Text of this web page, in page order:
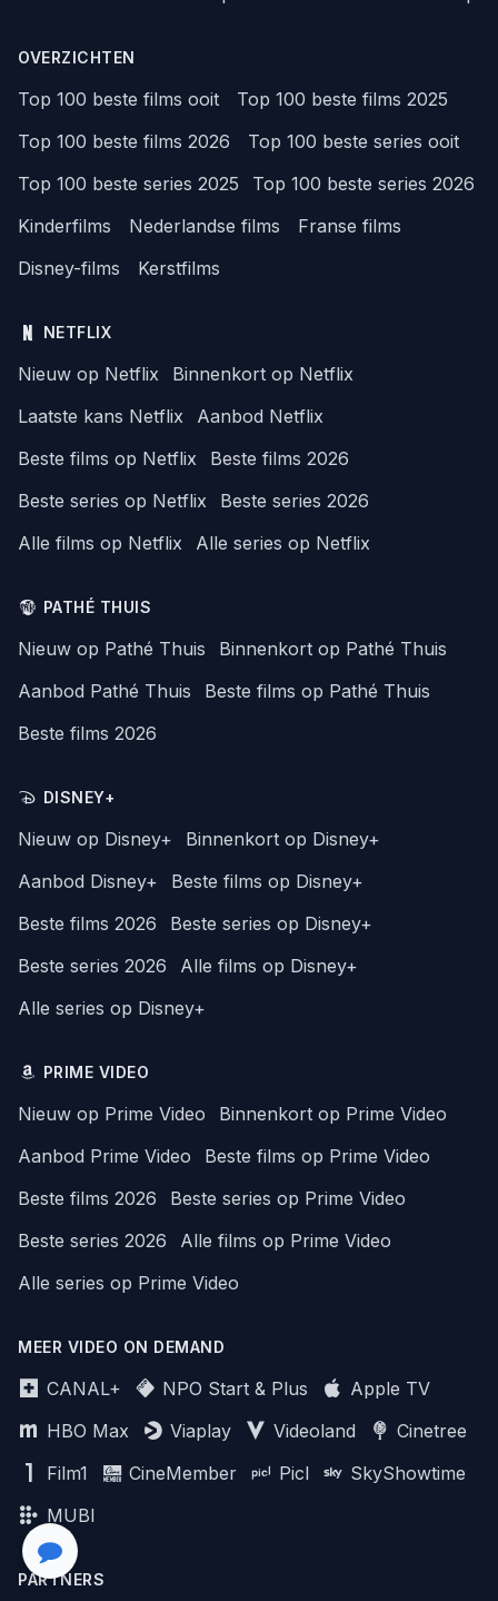
OVERZICHTEN
Top 100 beste films ooit
Top 100 beste films 2025
Top 100 beste films 2026
Top 100 beste series ooit
Top 100 beste series 2025
Top 100 beste series 2026
Kinderfilms
Nederlandse films
Franse films
Disney-films
Kerstfilms
NETFLIX
Nieuw op Netflix
Binnenkort op Netflix
Laatste kans Netflix
Aanbod Netflix
Beste films op Netflix
Beste films 2026
Beste series op Netflix
Beste series 2026
Alle films op Netflix
Alle series op Netflix
PATHÉ THUIS
Nieuw op Pathé Thuis
Binnenkort op Pathé Thuis
Aanbod Pathé Thuis
Beste films op Pathé Thuis
Beste films 2026
DISNEY+
Nieuw op Disney+
Binnenkort op Disney+
Aanbod Disney+
Beste films op Disney+
Beste films 2026
Beste series op Disney+
Beste series 2026
Alle films op Disney+
Alle series op Disney+
PRIME VIDEO
Nieuw op Prime Video
Binnenkort op Prime Video
Aanbod Prime Video
Beste films op Prime Video
Beste films 2026
Beste series op Prime Video
Beste series 2026
Alle films op Prime Video
Alle series op Prime Video
MEER VIDEO ON DEMAND
CANAL+ NPO Start & Plus
Apple TV
HBO Max
Viaplay Videoland
Cinetree
Film1
CineMember Picl
SkyShowtime
MUBI
PARTNERS